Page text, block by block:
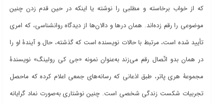
که از خواب برخاسته و مطلبی را نوشته یا اینکه در حین قدم زدن چنین
موضوعی را رقم زدهاند. همان درها و دالانها از دیدگاه روانشناسی، که امری
تأیید شده است، مرتبط با حالات نویسنده است که گذشته، حال و آیندۀ او را
در همان بدو اتّصال رقم میزند بهعنوان نمونه «جی کی رولینگ» نویسندۀ
مجموعۀ هری پاتر، طبق اذعانی که رسانههای جمعی اعلام کرده که ماحصل
تجربیات شکست زندگی شخصی است. چنین نوشتاری بهصورت نماد گرایانه